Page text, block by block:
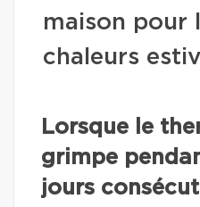
maison pour
chaleurs
Lorsque le
grimpe
jours